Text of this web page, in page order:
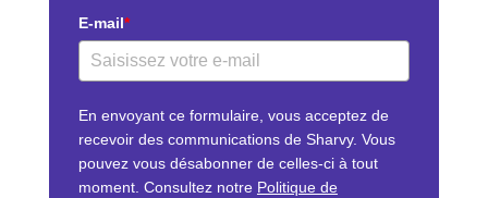
E-mail*
En envoyant ce formulaire, vous acceptez de
recevoir des communications de Sharvy. Vous
pouvez vous désabonner de celles-ci à tout
moment. Consultez notre Politique de